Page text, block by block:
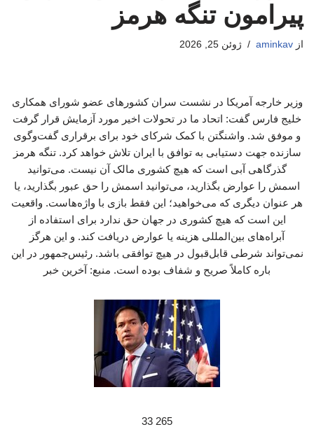
پیرامون تنگه هرمز
از aminkav ژوئن 25, 2026
وزیر خارجه آمریکا در نشست سران کشورهای عضو شورای همکاری
خلیج فارس گفت: اتحاد ما در تحولات اخیر مورد آزمایش قرار گرفت
و موفق شد. واشنگتن با کمک شرکای خود برای برقراری گفت‌وگوی
سازنده جهت دستیابی به توافق با ایران تلاش خواهد کرد. تنگه هرمز
گذرگاهی آبی است که هیچ کشوری مالک آن نیست. می‌توانید
اسمش را عوارض بگذارید، می‌توانید اسمش را حق عبور بگذارید، یا
هر عنوان دیگری که می‌خواهید؛ این فقط بازی با واژه‌هاست. واقعیت
این است که هیچ کشوری در جهان حق ندارد برای استفاده از
آبراه‌های بین‌المللی هزینه یا عوارض دریافت کند. و این هرگز
نمی‌تواند شرطی قابل‌قبول در هیچ توافقی باشد. رئیس‌جمهور در این
باره کاملاً صریح و شفاف بوده است. منبع: آخرین خبر
265 33